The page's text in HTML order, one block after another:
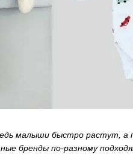
малыши быстро растут, а
бренды по-разному